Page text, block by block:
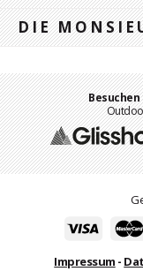
DIE
Besuchen
Impressum -